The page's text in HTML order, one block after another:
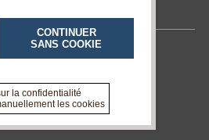
CONTINUER
SANS COOKIE
la confidentialité
les cookies